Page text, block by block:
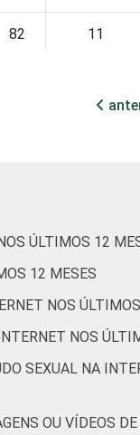
82 11
71 14
69 12
ÚLTIMOS 12
12 MESES
NOS
NOS
SEXUAL NA
OU VÍDEOS